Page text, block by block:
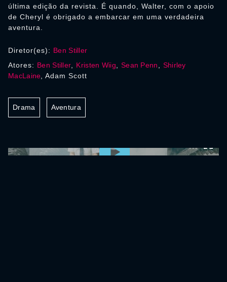
última edição da revista. É quando, Walter, com o apoio
de Cheryl é obrigado a embarcar em uma verdadeira
aventura.
Diretor(es): Ben Stiller
Atores: Ben Stiller Kristen Wiig Sean Penn
Shirley
MacLaine , Adam Scott
Drama Aventura